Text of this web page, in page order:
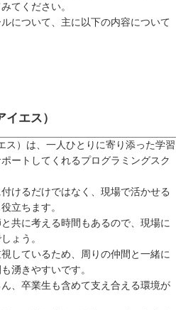
てください。
について、主に以下の内容について
エス）
ス）は、一人ひとりに寄り添った学習
ートしてくれるプログラミングスク
けるだけではなく、現場で活かせる
立ちます。
共に考える時間もあるので、現場に
ょう。
しているため、周りの仲間と一緒に
湧きやすいです。
、卒業生も含めて支え合える環境が